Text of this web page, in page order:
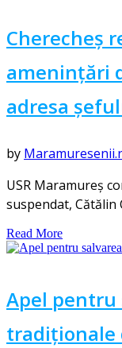
Cherecheș
amenințări
adresa
by
USR Maramureş
suspendat, Cătălin
Read More
Apel pentru
tradiționale